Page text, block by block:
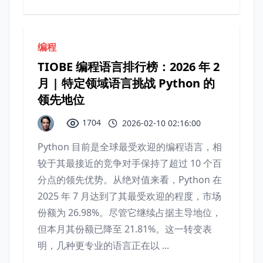
编程
TIOBE 编程语言排行榜：2026 年 2
月 | 特定领域语言挑战 Python 的
领先地位
1704 2026-02-10 02:16:00
Python 目前是全球最受欢迎的编程语言，相
较于其最接近的竞争对手保持了超过 10 个百
分点的领先优势。从绝对值来看，Python 在
2025 年 7 月达到了其最受欢迎的程度，市场
份额为 26.98%。尽管它继续占据主导地位，
但本月其份额已降至 21.81%。这一转变表
明，几种更专业的语言正在以 ...